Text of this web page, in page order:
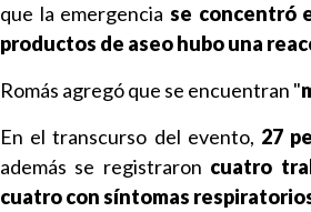
que la emergencia se concentró
productos de aseo hubo una
Romás agregó que se encuentran "
En el transcurso del evento, 27
además se registraron cuatro
cuatro con síntomas